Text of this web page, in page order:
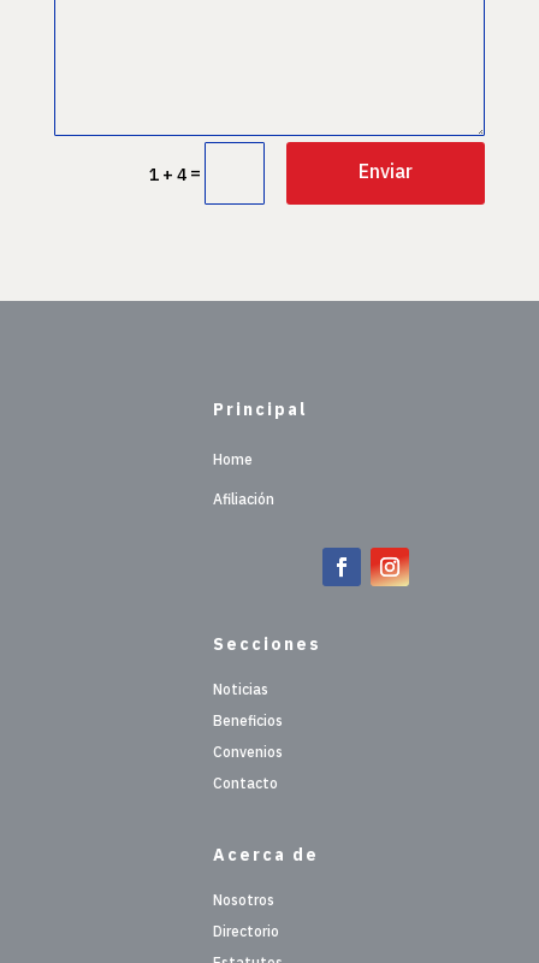
1 + 4 = Enviar
Principal
Home
Afiliación
Secciones
Noticias
Beneficios
Convenios
Contacto
Acerca de
Nosotros
Directorio